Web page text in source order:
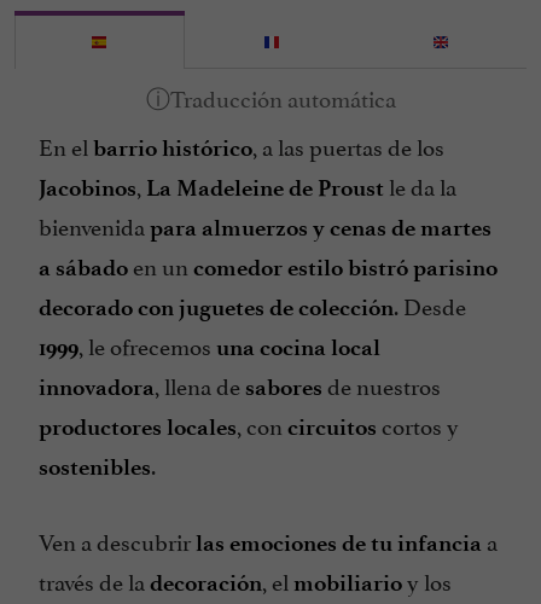
En el barrio histórico, a las puertas de los
Jacobinos, La Madeleine de Proust le da la
bienvenida para almuerzos y cenas de martes
a sábado en un comedor estilo bistró parisino
decorado con juguetes de colección. Desde
1999, le ofrecemos una cocina local
innovadora, llena de sabores de nuestros
productores locales, con circuitos cortos y
sostenibles.
Ven a descubrirlas emociones de tu infancia a
través de la decoración, el mobiliarioy los